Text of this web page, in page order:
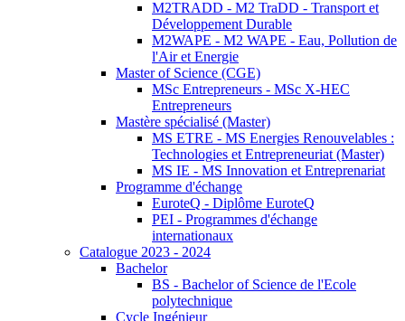
M2TRADD - M2 TraDD - Transport et
Développement Durable
M2WAPE - M2 WAPE - Eau, Pollution de
l'Air et Energie
Master of Science (CGE)
MSc Entrepreneurs - MSc X-HEC
Entrepreneurs
Mastère spécialisé (Master)
MS ETRE - MS Energies Renouvelables :
Technologies et Entrepreneuriat (Master)
MS IE - MS Innovation et Entreprenariat
Programme d'échange
EuroteQ - Diplôme EuroteQ
PEI - Programmes d'échange
internationaux
Catalogue 2023 - 2024
Bachelor
BS - Bachelor of Science de l'Ecole
polytechnique
Cycle Ingénieur